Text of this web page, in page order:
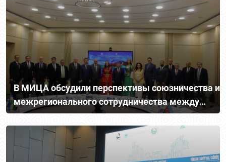
В МИЦА обсудили перспективы союзничества и
межрегионального сотрудничества между
Узбекистаном и Азербайджаном